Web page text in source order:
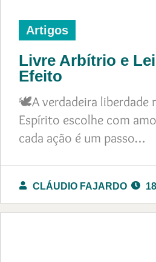
Artigos
Livre Arbítrio e
Efeito
🕊️A verdadeira liberdade
Espírito escolhe com
cada ação é um passo…
CLÁUDIO FAJARDO